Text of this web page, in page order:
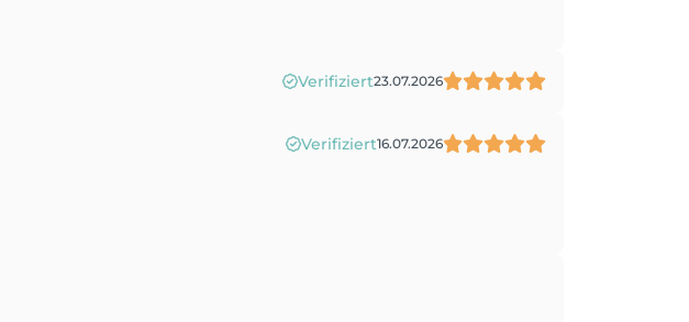
Verifiziert23.07.2026
Verifiziert16.07.2026